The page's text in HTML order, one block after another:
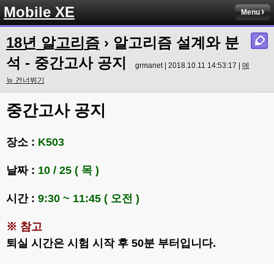
Mobile XE Menu
18년 알고리즘 › 알고리즘 설계와 분
석 - 중간고사 공지
grmanet | 2018.10.11 14:53:17 | 메
뉴 건너뛰기
중간고사 공지
장소 : K503
날짜 : 10 / 25 ( 목 )
시간 : 9:30 ~ 11:45 ( 오전 )
※ 참고
퇴실 시간은 시험 시작 후 50분 부터입니다.